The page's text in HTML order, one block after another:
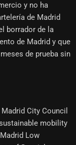
y no ha
de Madrid
borrador de la
de Madrid y que
de prueba sin
City Council
mobility
Low